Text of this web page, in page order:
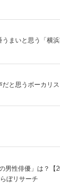
うまいと思う「横
と思うボーカリス
男性俳優」は？【
ぼリサーチ